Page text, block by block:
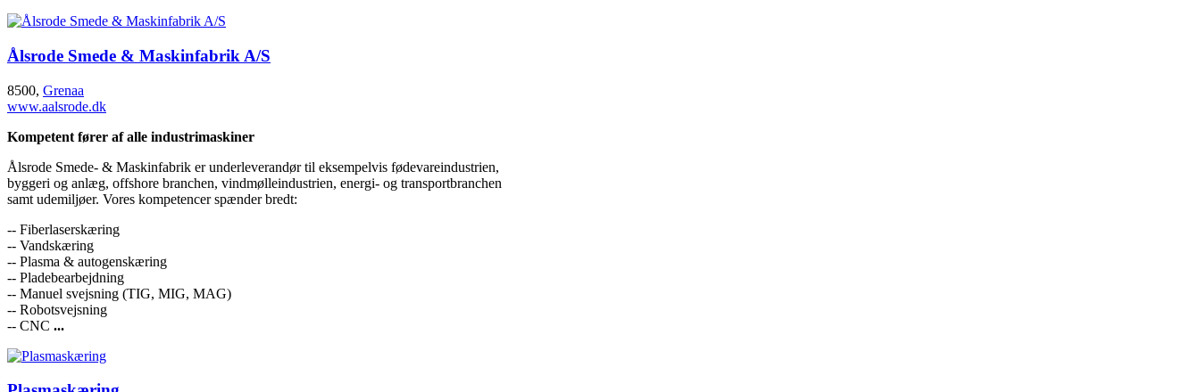
Ålsrode Smede & Maskinfabrik A/S
8500, Grenaa
www.aalsrode.dk
Kompetent fører af alle industrimaskiner
Ålsrode Smede- & Maskinfabrik er underleverandør til eksempelvis fødevareindustrien,
byggeri og anlæg, offshore branchen, vindmølleindustrien, energi- og transportbranchen
samt udemiljøer. Vores kompetencer spænder bredt:
-- Fiberlaserskæring
-- Vandskæring
-- Plasma & autogenskæring
-- Pladebearbejdning
-- Manuel svejsning (TIG, MIG, MAG)
-- Robotsvejsning
-- CNC ...